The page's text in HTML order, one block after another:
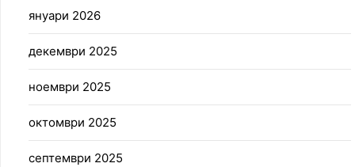
януари 2026
декември 2025
ноември 2025
октомври 2025
септември 2025